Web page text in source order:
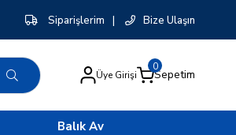
Siparişlerim | Bize Ulaşın
Üye Girişi Sepetim
0
Balık Av